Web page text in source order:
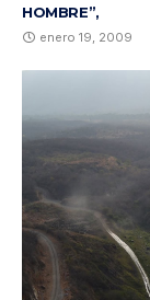
HOMBRE”,
enero 19, 2009